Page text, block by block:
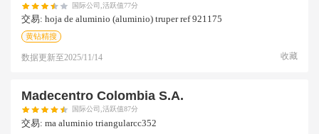
国际公司,活跃值77分
交易: hoja de aluminio (aluminio) truper ref 921175
黄钻精搜
数据更新至2025/11/14 收藏
Madecentro Colombia S.a.
国际公司,活跃值87分
交易: ma aluminio triangularcc352